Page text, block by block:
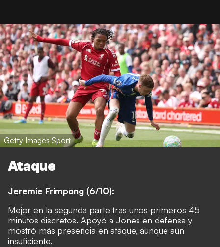
Getty Images Sport
Ataque
Jeremie Frimpong (6/10):
Mejor en la segunda parte tras unos primeros 45
minutos discretos. Apoyó a Jones en defensa y
mostró más presencia en ataque, aunque aún
insuficiente.